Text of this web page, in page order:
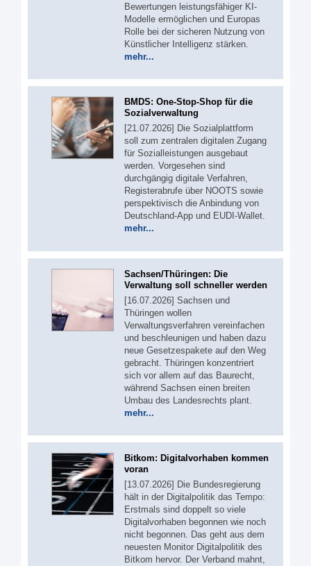
Bewertungen leistungsfähiger KI-
Modelle ermöglichen und Europas
Rolle bei der sicheren Nutzung von
Künstlicher Intelligenz stärken.
mehr...
BMDS: One-Stop-Shop für die
Sozialverwaltung
[21.07.2026] Die Sozialplattform
soll zum zentralen digitalen Zugang
für Sozialleistungen ausgebaut
werden. Vorgesehen sind
durchgängig digitale Verfahren,
Registerabrufe über NOOTS sowie
perspektivisch die Anbindung von
Deutschland-App und EUDI-Wallet.
mehr...
Sachsen/Thüringen: Die
Verwaltung soll schneller werden
[16.07.2026] Sachsen und
Thüringen wollen
Verwaltungsverfahren vereinfachen
und beschleunigen und haben dazu
neue Gesetzespakete auf den Weg
gebracht. Thüringen konzentriert
sich vor allem auf das Baurecht,
während Sachsen einen breiten
Umbau des Landesrechts plant.
mehr...
Bitkom: Digitalvorhaben kommen
voran
[13.07.2026] Die Bundesregierung
hält in der Digitalpolitik das Tempo:
Erstmals sind doppelt so viele
Digitalvorhaben begonnen wie noch
nicht begonnen. Das geht aus dem
neuesten Monitor Digitalpolitik des
Bitkom hervor. Der Verband mahnt,